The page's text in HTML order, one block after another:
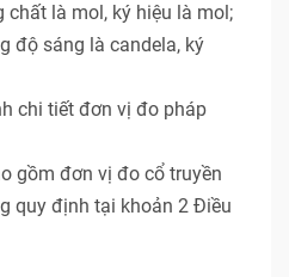
là mol, ký hiệu là mol;
độ sáng là candela, ký
chi tiết đơn vị đo pháp
gồm đơn vị đo cổ truyền
quy định tại khoản 2 Điều